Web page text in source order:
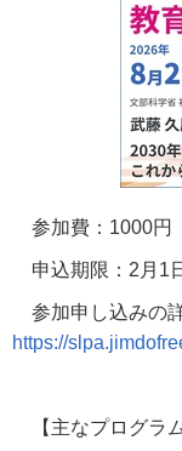
参加費： 1000円
申込期限： 2 月 1
参加申し込みの
https://
【主なプログラ